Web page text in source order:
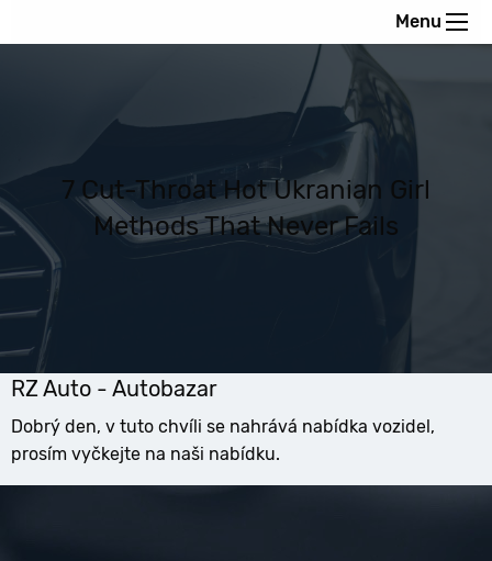
Menu
7 Cut-Throat Hot Ukranian Girl
Methods That Never Fails
RZ Auto - Autobazar
Dobrý den, v tuto chvíli se nahrává nabídka vozidel,
prosím vyčkejte na naši nabídku.